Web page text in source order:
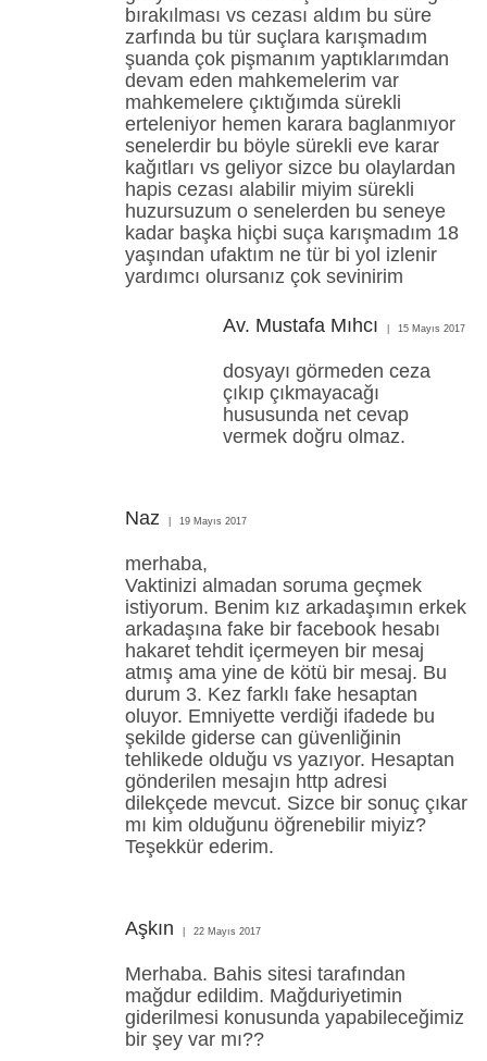
bırakılması vs cezası aldım bu süre
zarfında bu tür suçlara karışmadım
şuanda çok pişmanım yaptıklarımdan
devam eden mahkemelerim var
mahkemelere çıktığımda sürekli
erteleniyor hemen karara baglanmıyor
senelerdir bu böyle sürekli eve karar
kağıtları vs geliyor sizce bu olaylardan
hapis cezası alabilir miyim sürekli
huzursuzum o senelerden bu seneye
kadar başka hiçbi suça karışmadım 18
yaşından ufaktım ne tür bi yol izlenir
yardımcı olursanız çok sevinirim
Av. Mustafa Mıhcı 15 Mayıs 2017
dosyayı görmeden ceza
çıkıp çıkmayacağı
hususunda net cevap
vermek doğru olmaz.
Naz 19 Mayıs 2017
merhaba,
Vaktinizi almadan soruma geçmek
istiyorum. Benim kız arkadaşımın erkek
arkadaşına fake bir facebook hesabı
hakaret tehdit içermeyen bir mesaj
atmış ama yine de kötü bir mesaj. Bu
durum 3. Kez farklı fake hesaptan
oluyor. Emniyette verdiği ifadede bu
şekilde giderse can güvenliğinin
tehlikede olduğu vs yazıyor. Hesaptan
gönderilen mesajın http adresi
dilekçede mevcut. Sizce bir sonuç çıkar
mı kim olduğunu öğrenebilir miyiz?
Teşekkür ederim.
Aşkın 22 Mayıs 2017
Merhaba. Bahis sitesi tarafından
mağdur edildim. Mağduriyetimin
giderilmesi konusunda yapabileceğimiz
bir şey var mı??